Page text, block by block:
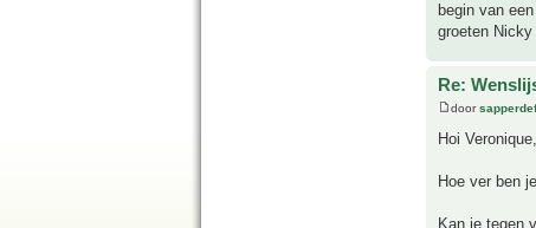
begin van
groeten Nicky
Re:
door
Hoi Veronique,
Hoe ver ben
Kan je tegen